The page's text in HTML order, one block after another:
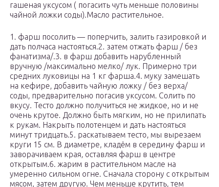
гашеная уксусом ( погасить чуть меньше половины
чайной ложки соды).Масло растительное.
1. фарш посолить — поперчить, залить газировкой и
дать полчаса настояться.2. затем отжать фарш / без
фанатизма/.3. в фарш добавить нарубленный
вручную /максимально мелко/ лук. Примерно три
средних луковицы на 1 кг фарша.4. муку замешать
на кефире, добавить чайную ложку / без верха/
соды, предварительно погасив уксусом. Солить по
вкусу. Тесто должно получиться не жидкое, но и не
очень крутое. Должно быть мягким, но не прилипать
к рукам. Накрыть полотенцем и дать настояться
минут тридцать.5. раскатываем тесто, мы вырезаем
круги 15 см. В диаметре, кладём в середину фарш и
заворачиваем края, оставляя фарш в центре
открытым.6. жарим в растительном масле на
умеренно сильном огне. Сначала сторону с открытым
мясом, затем другую. Чем меньше крутить, тем